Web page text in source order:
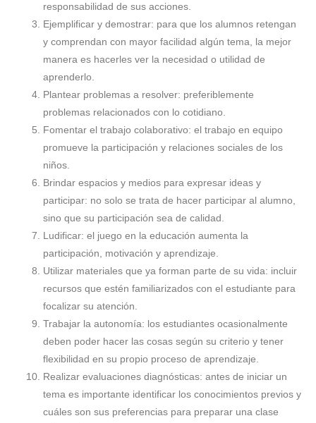
responsabilidad de sus acciones.
Ejemplificar y demostrar: para que los alumnos retengan
y comprendan con mayor facilidad algún tema, la mejor
manera es hacerles ver la necesidad o utilidad de
aprenderlo.
Plantear problemas a resolver: preferiblemente
problemas relacionados con lo cotidiano.
Fomentar el trabajo colaborativo: el trabajo en equipo
promueve la participación y relaciones sociales de los
niños.
Brindar espacios y medios para expresar ideas y
participar: no solo se trata de hacer participar al alumno,
sino que su participación sea de calidad.
Ludificar: el juego en la educación aumenta la
participación, motivación y aprendizaje.
Utilizar materiales que ya forman parte de su vida: incluir
recursos que estén familiarizados con el estudiante para
focalizar su atención.
Trabajar la autonomía: los estudiantes ocasionalmente
deben poder hacer las cosas según su criterio y tener
flexibilidad en su propio proceso de aprendizaje.
Realizar evaluaciones diagnósticas: antes de iniciar un
tema es importante identificar los conocimientos previos y
cuáles son sus preferencias para preparar una clase